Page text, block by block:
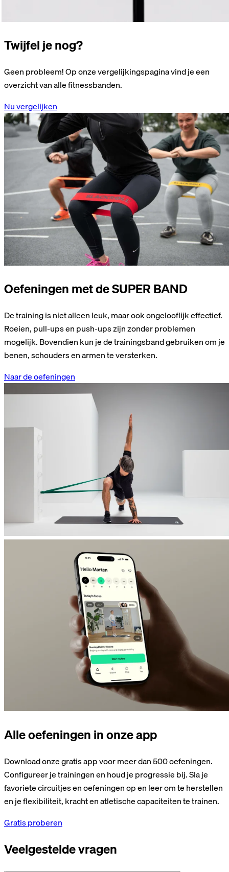
Twijfel je nog?
Geen probleem! Op onze vergelijkingspagina vind je een
overzicht van alle fitnessbanden.
Nu vergelijken
Oefeningen met de SUPER BAND
De training is niet alleen leuk, maar ook ongelooflijk effectief.
Roeien, pull-ups en push-ups zijn zonder problemen
mogelijk. Bovendien kun je de trainingsband gebruiken om je
benen, schouders en armen te versterken.
Naar de oefeningen
Alle oefeningen in onze app
Download onze gratis app voor meer dan 500 oefeningen.
Configureer je trainingen en houd je progressie bij. Sla je
favoriete circuitjes en oefeningen op en leer om te herstellen
en je flexibiliteit, kracht en atletische capaciteiten te trainen.
Gratis proberen
Veelgestelde vragen